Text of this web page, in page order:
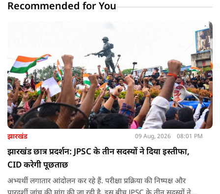
Recommended for You
झारखंड 09 Aug, 2026 08:01 PM
झारखंड छात्र प्रदर्शन: JPSC के तीन सदस्यों ने दिया इस्तीफा,
CID करेगी पूछताछ
अभ्यर्थी लगातार आंदोलन कर रहे हैं. परीक्षा प्रक्रिया की निष्पक्ष और